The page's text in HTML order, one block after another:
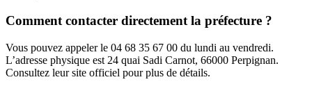
Comment contacter directement la préfecture ?
Vous pouvez appeler le 04 68 35 67 00 du lundi au vendredi.
L’adresse physique est 24 quai Sadi Carnot, 66000 Perpignan.
Consultez leur site officiel pour plus de détails.